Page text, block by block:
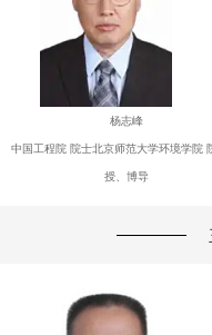
杨志峰
中国工程院 院士北京师范大学环境学院
授、博导